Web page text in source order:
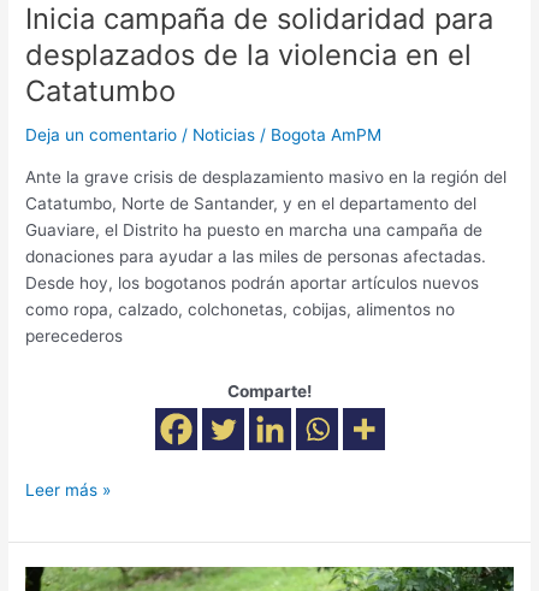
Inicia campaña de solidaridad para
desplazados de la violencia en el
Catatumbo
Deja un comentario / Noticias / Bogota AmPM
Ante la grave crisis de desplazamiento masivo en la región del
Catatumbo, Norte de Santander, y en el departamento del
Guaviare, el Distrito ha puesto en marcha una campaña de
donaciones para ayudar a las miles de personas afectadas.
Desde hoy, los bogotanos podrán aportar artículos nuevos
como ropa, calzado, colchonetas, cobijas, alimentos no
perecederos
Comparte!
Leer más »
Denuncian